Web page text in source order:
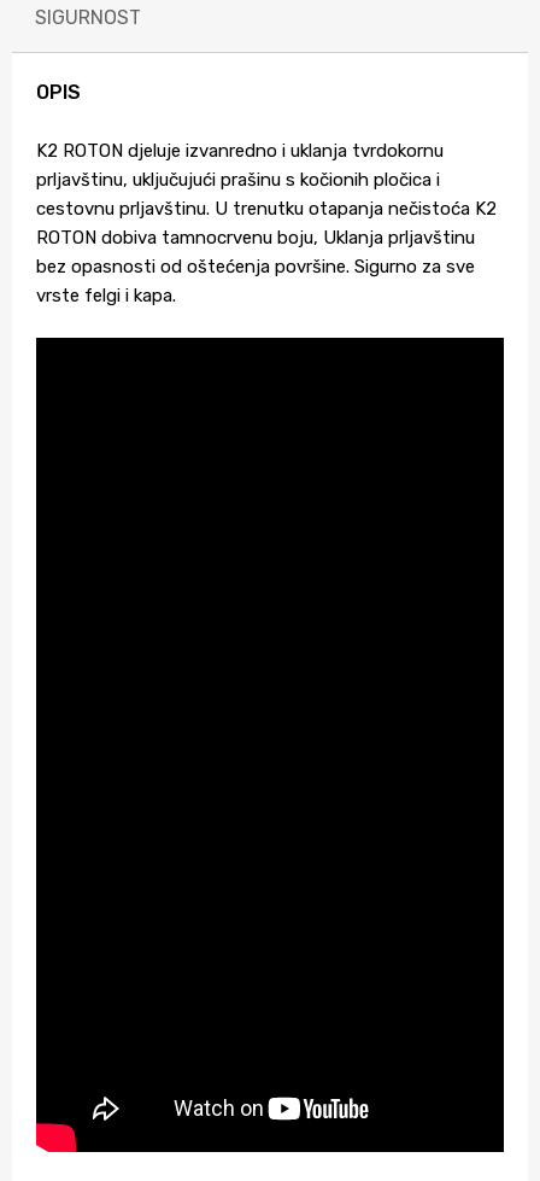
SIGURNOST
OPIS
K2 ROTON djeluje izvanredno i uklanja tvrdokornu
prljavštinu, uključujući prašinu s kočionih pločica i
cestovnu prljavštinu. U trenutku otapanja nečistoća K2
ROTON dobiva tamnocrvenu boju, Uklanja prljavštinu
bez opasnosti od oštećenja površine. Sigurno za sve
vrste felgi i kapa.